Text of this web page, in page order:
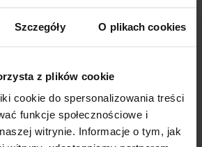
Szczegóły O plikach cookies
z plików cookie
cookie do spersonalizowania treści
funkcje społecznościowe i
witrynie. Informacje o tym, jak
Dostępny